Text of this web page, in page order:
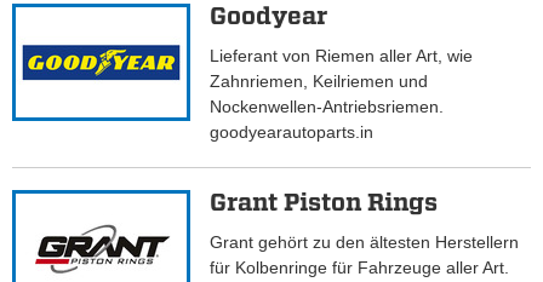
Goodyear
Lieferant von Riemen aller Art, wie
Zahnriemen, Keilriemen und
Nockenwellen-Antriebsriemen.
goodyearautoparts.in
Grant Piston Rings
Grant gehört zu den ältesten Herstellern
für Kolbenringe für Fahrzeuge aller Art.